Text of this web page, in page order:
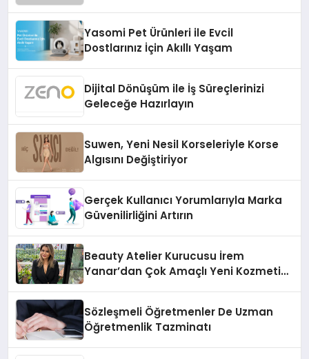
Yasomi Pet Ürünleri ile Evcil
Dostlarınız İçin Akıllı Yaşam
Dijital Dönüşüm ile İş Süreçlerinizi
Geleceğe Hazırlayın
Suwen, Yeni Nesil Korseleriyle Korse
Algısını Değiştiriyor
Gerçek Kullanıcı Yorumlarıyla Marka
Güvenilirliğini Artırın
Beauty Atelier Kurucusu İrem
Yanar’dan Çok Amaçlı Yeni Kozmetik
Sözleşmeli Öğretmenler De Uzman
Öğretmenlik Tazminatı